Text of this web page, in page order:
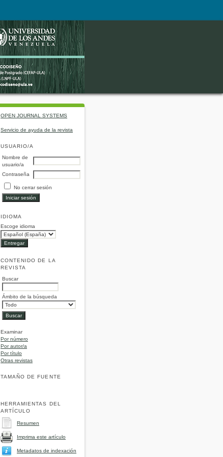
OPEN JOURNAL SYSTEMS
Servicio de ayuda de la revista
USUARIO/A
Nombre de
usuario/a
Contraseña
No cerrar sesión
IDIOMA
Escoge idioma
CONTENIDO DE LA
REVISTA
Buscar
Ámbito de la búsqueda
Examinar
Por número
Por autor/a
Por título
Otras revistas
TAMAÑO DE FUENTE
HERRAMIENTAS DEL
ARTÍCULO
Resumen
Imprima este artículo
Metadatos de indexación